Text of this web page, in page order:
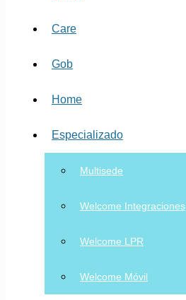
Care
Gob
Home
Especializado
Multisede
Welcome Integraciones
Welcome LPR
Welcome Móvil